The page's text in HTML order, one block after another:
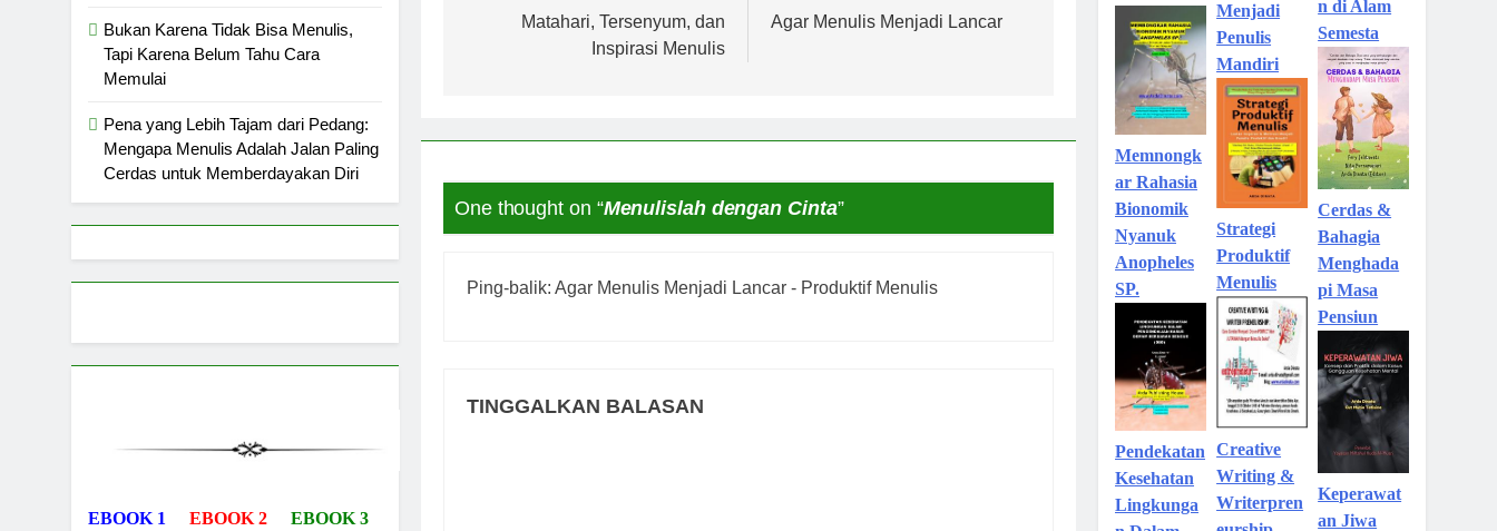
Bukan Karena Tidak Bisa Menulis,
Tapi Karena Belum Tahu Cara
Memulai
Pena yang Lebih Tajam dari Pedang:
Mengapa Menulis Adalah Jalan Paling
Cerdas untuk Memberdayakan Diri
EBOOK 1 EBOOK 2 EBOOK 3
Matahari, Tersenyum, dan
Inspirasi Menulis
Agar Menulis Menjadi Lancar
One thought on “Menulislah dengan Cinta”
Ping-balik: Agar Menulis Menjadi Lancar - Produktif Menulis
TINGGALKAN BALASAN
Memnongk
ar Rahasia
Bionomik
Nyanuk
Anopheles
SP.
Pendekatan
Kesehatan
Lingkunga
Menjadi
Penulis
Mandiri
Strategi
Produktif
Menulis
Creative
Writing &
Writerpren
n di Alam
Semesta
Cerdas &
Bahagia
Menghada
pi Masa
Pensiun
Keperawat
an Jiwa